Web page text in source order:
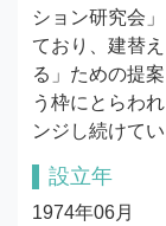
ション研究会
ており、建替
る」ための提
う枠にとらわ
ンジし続けてい
設立年
1974年06月